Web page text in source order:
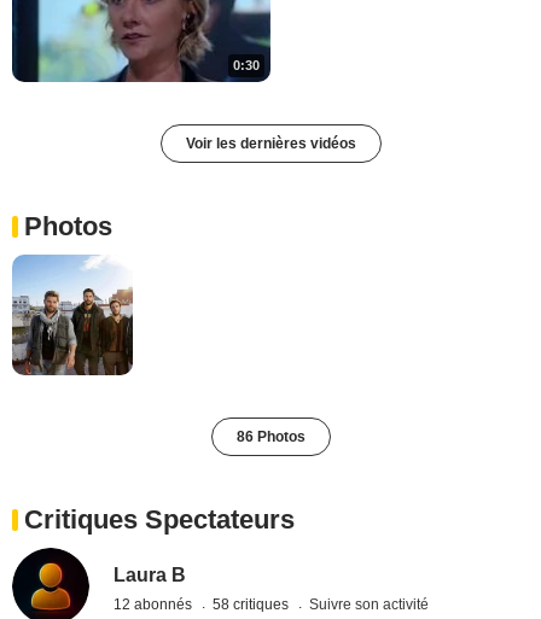
0:30
Voir les dernières vidéos
Photos
86 Photos
Critiques Spectateurs
Laura B
12 abonnés 58 critiques Suivre son activité